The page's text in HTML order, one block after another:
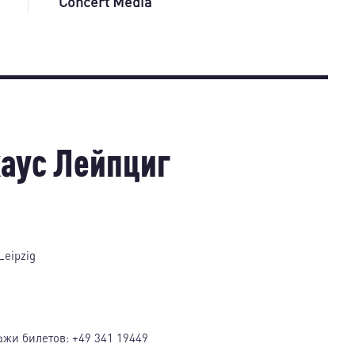
Лейпциг
билетов: +49 341 19449